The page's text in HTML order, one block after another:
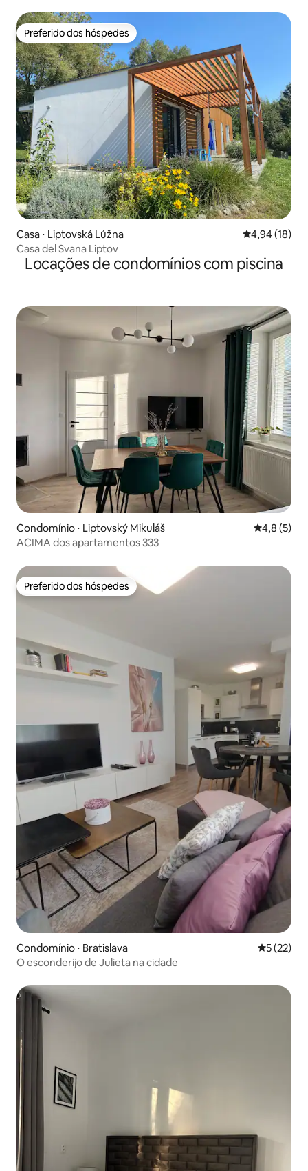
Preferido dos hóspedes
Preferido dos hóspedes
Casa ⋅ Liptovská Lúžna 4,94 de uma
4,94 (18)
Casa del Svana Liptov
Locações de condomínios com piscina
Condomínio ⋅ Liptovský Mikuláš 4,8 de
4,8 (5)
ACIMA dos apartamentos 333
Preferido dos hóspedes
Preferido dos hóspedes
Condomínio ⋅ Bratislava 5 de uma
5 (22)
O esconderijo de Julieta na cidade